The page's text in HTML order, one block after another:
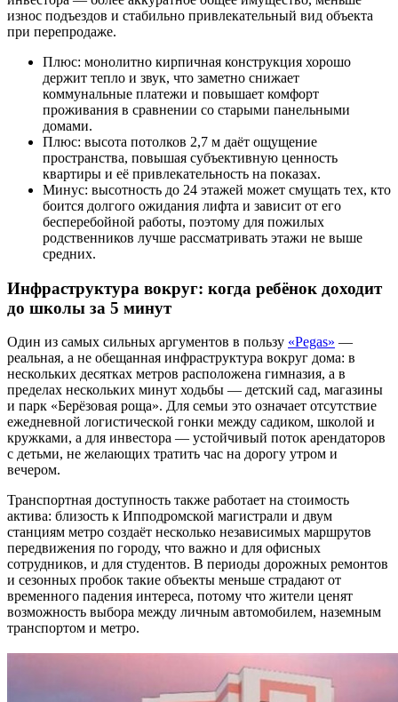
износ подъездов и стабильно привлекательный вид объекта
при перепродаже.
Плюс: монолитно кирпичная конструкция хорошо
держит тепло и звук, что заметно снижает
коммунальные платежи и повышает комфорт
проживания в сравнении со старыми панельными
домами.
Плюс: высота потолков 2,7 м даёт ощущение
пространства, повышая субъективную ценность
квартиры и её привлекательность на показах.
Минус: высотность до 24 этажей может смущать тех, кто
боится долгого ожидания лифта и зависит от его
бесперебойной работы, поэтому для пожилых
родственников лучше рассматривать этажи не выше
средних.
Инфраструктура вокруг: когда ребёнок доходит
до школы за 5 минут
Один из самых сильных аргументов в пользу «Pegas» —
реальная, а не обещанная инфраструктура вокруг дома: в
нескольких десятках метров расположена гимназия, а в
пределах нескольких минут ходьбы — детский сад, магазины
и парк «Берёзовая роща». Для семьи это означает отсутствие
ежедневной логистической гонки между садиком, школой и
кружками, а для инвестора — устойчивый поток арендаторов
с детьми, не желающих тратить час на дорогу утром и
вечером.
Транспортная доступность также работает на стоимость
актива: близость к Ипподромской магистрали и двум
станциям метро создаёт несколько независимых маршрутов
передвижения по городу, что важно и для офисных
сотрудников, и для студентов. В периоды дорожных ремонтов
и сезонных пробок такие объекты меньше страдают от
временного падения интереса, потому что жители ценят
возможность выбора между личным автомобилем, наземным
транспортом и метро.